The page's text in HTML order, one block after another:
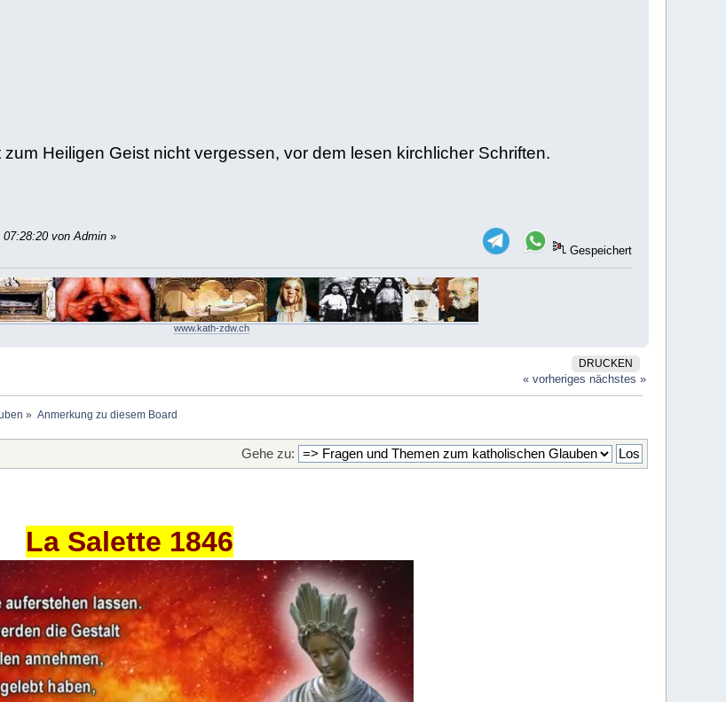
Heiligen Geist nicht vergessen, vor dem lesen kirchlicher Schriften.
von Admin »
Gespeichert
www.kath-zdw.ch
DRUCKEN
« vorheriges nächstes »
» Anmerkung zu diesem Board
Gehe zu:
La Salette 1846